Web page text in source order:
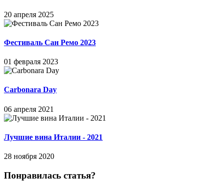
20 апреля 2025
Фестиваль Сан Ремо 2023
01 февраля 2023
Carbonara Day
06 апреля 2021
Лучшие вина Италии - 2021
28 ноября 2020
Понравилась статья?